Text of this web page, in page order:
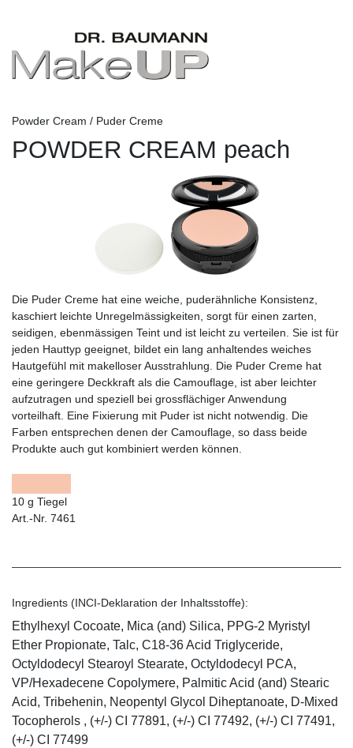
Powder Cream / Puder Creme
POWDER CREAM peach
Die Puder Creme hat eine weiche, puderähnliche Konsistenz,
kaschiert leichte Unregelmässigkeiten, sorgt für einen zarten,
seidigen, ebenmässigen Teint und ist leicht zu verteilen. Sie ist für
jeden Hauttyp geeignet, bildet ein lang anhaltendes weiches
Hautgefühl mit makelloser Ausstrahlung. Die Puder Creme hat
eine geringere Deckkraft als die Camouflage, ist aber leichter
aufzutragen und speziell bei grossflächiger Anwendung
vorteilhaft. Eine Fixierung mit Puder ist nicht notwendig. Die
Farben entsprechen denen der Camouflage, so dass beide
Produkte auch gut kombiniert werden können.
10 g Tiegel
Art.-Nr. 7461
Ingredients (INCI-Deklaration der Inhaltsstoffe):
Ethylhexyl Cocoate, Mica (and) Silica, PPG-2 Myristyl
Ether Propionate, Talc, C18-36 Acid Triglyceride,
Octyldodecyl Stearoyl Stearate, Octyldodecyl PCA,
VP/Hexadecene Copolymere, Palmitic Acid (and) Stearic
Acid, Tribehenin, Neopentyl Glycol Diheptanoate, D-Mixed
Tocopherols , (+/-) CI 77891, (+/-) CI 77492, (+/-) CI 77491,
(+/-) CI 77499